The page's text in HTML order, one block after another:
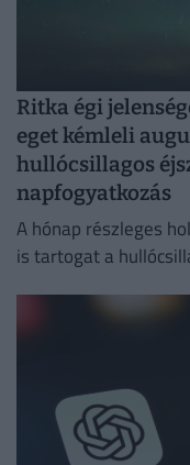
Ritka égi
eget kémleli
hullócsillagos
napfogyatkozás
A hónap részleges
is tartogat a